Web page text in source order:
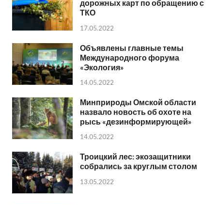
дорожных карт по обращению с
ТКО
17.05.2022
Объявлены главные темы
Международного форума
«Экология»
14.05.2022
Минприроды Омской области
назвало новость об охоте на
рысь «дезинформирующей»
14.05.2022
Троицкий лес: экозащитники
собрались за круглым столом
13.05.2022